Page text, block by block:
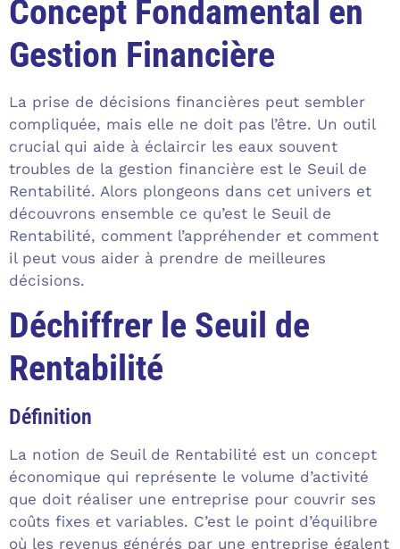
Concept Fondamental en
Gestion Financière
La prise de décisions financières peut sembler
compliquée, mais elle ne doit pas l’être. Un outil
crucial qui aide à éclaircir les eaux souvent
troubles de la gestion financière est le Seuil de
Rentabilité. Alors plongeons dans cet univers et
découvrons ensemble ce qu’est le Seuil de
Rentabilité, comment l’appréhender et comment
il peut vous aider à prendre de meilleures
décisions.
Déchiffrer le Seuil de
Rentabilité
Définition
La notion de Seuil de Rentabilité est un concept
économique qui représente le volume d’activité
que doit réaliser une entreprise pour couvrir ses
coûts fixes et variables. C’est le point d’équilibre
où les revenus générés par une entreprise égalent